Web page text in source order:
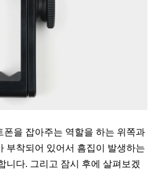
폰을 잡아주는 역할을 하는 위쪽과
부착되어 있어서 흠집이 발생하는
니다. 그리고 잠시 후에 살펴보겠